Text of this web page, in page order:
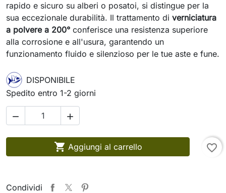
rapido e sicuro su alberi o posatoi, si distingue per la
sua eccezionale durabilità. Il trattamento di verniciatura
a polvere a 200° conferisce una resistenza superiore
alla corrosione e all'usura, garantendo un
funzionamento fluido e silenzioso per le tue aste e fune.
DISPONIBILE
Spedito entro 1-2 giorni
 
 Aggiungi al carrello favorite_border
Condividi